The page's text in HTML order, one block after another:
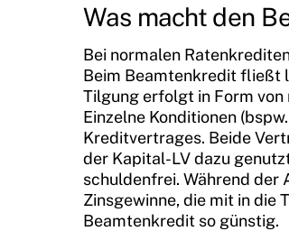
Was macht den
Bei normalen
Beim Beamtenkredit fließt
Tilgung erfolgt in Form
Einzelne Konditionen
Kreditvertrages. Beide
der Kapital-LV dazu
schuldenfrei. Während
Zinsgewinne, die mit in die
Beamtenkredit so günstig.